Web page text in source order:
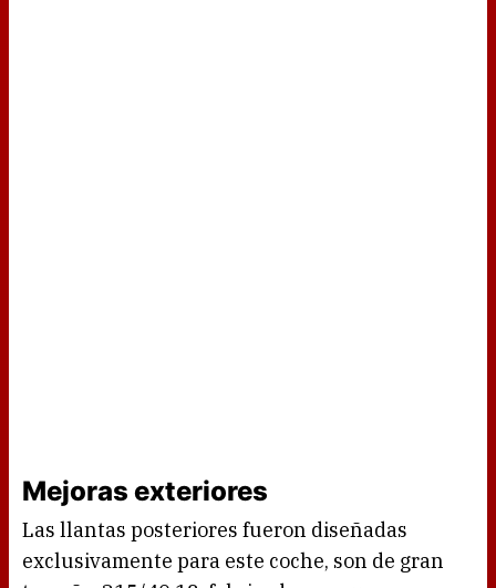
Mejoras exteriores
Las llantas posteriores fueron diseñadas
exclusivamente para este coche, son de gran